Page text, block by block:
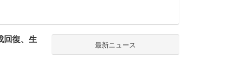
回復、生 最新ニュース